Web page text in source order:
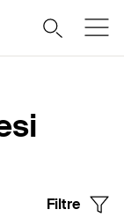
Filtre